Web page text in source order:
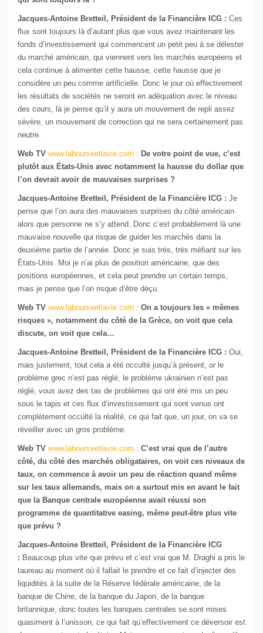
Jacques-Antoine Bretteil, Président de la Financière ICG : Ces
flux sont toujours là d’autant plus que vous avez maintenant les
fonds d’investissement qui commencent un petit peu à se délester
du marché américain, qui viennent vers les marchés européens et
cela continue à alimenter cette hausse, cette hausse que je
considère un peu comme artificielle. Donc le jour où effectivement
les résultats de sociétés ne seront en adéquation avec le niveau
des cours, là je pense qu’il y aura un mouvement de repli assez
sévère, un mouvement de correction qui ne sera certainement pas
neutre.
Web TV www.labourseetlavie.com : De votre point de vue, c’est
plutôt aux États-Unis avec notamment la hausse du dollar que
l’on devrait avoir de mauvaises surprises ?
Jacques-Antoine Bretteil, Président de la Financière ICG : Je
pense que l’on aura des mauvaises surprises du côté américain
alors que personne ne s’y attend. Donc c’est probablement là une
mauvaise nouvelle qui risque de guider les marchés dans la
deuxième partie de l’année. Donc je suis très, très méfiant sur les
États-Unis. Moi je n’ai plus de position américaine, que des
positions européennes, et cela peut prendre un certain temps,
mais je pense que l’on risque d’être déçu.
Web TV www.labourseetlavie.com : On a toujours les « mêmes
risques », notamment du côté de la Grèce, on voit que cela
discute, on voit que cela…
Jacques-Antoine Bretteil, Président de la Financière ICG : Oui,
mais justement, tout cela a été occulté jusqu’à présent, or le
problème grec n’est pas réglé, le problème ukrainien n’est pas
réglé, vous avez des tas de problèmes qui ont été mis un peu
sous le tapis et ces flux d’investissement qui sont venus ont
complètement occulté la réalité, ce qui fait que, un jour, on va se
réveiller avec un gros problème.
Web TV www.labourseetlavie.com : C’est vrai que de l’autre
côté, du côté des marchés obligataires, on voit ces niveaux de
taux, on commence à avoir un peu de réaction quand même
sur les taux allemands, mais on a surtout mis en avant le fait
que la Banque centrale européenne avait réussi son
programme de quantitative easing, même peut-être plus vite
que prévu ?
Jacques-Antoine Bretteil, Président de la Financière ICG
: Beaucoup plus vite que prévu et c’est vrai que M. Draghi a pris le
taureau au moment où il fallait le prendre et ce fait d’injecter des
liquidités à la suite de la Réserve fédérale américaine, de la
banque de Chine, de la banque du Japon, de la banque
britannique, donc toutes les banques centrales se sont mises
quasiment à l’unisson, ce qui fait qu’effectivement ce déversoir est